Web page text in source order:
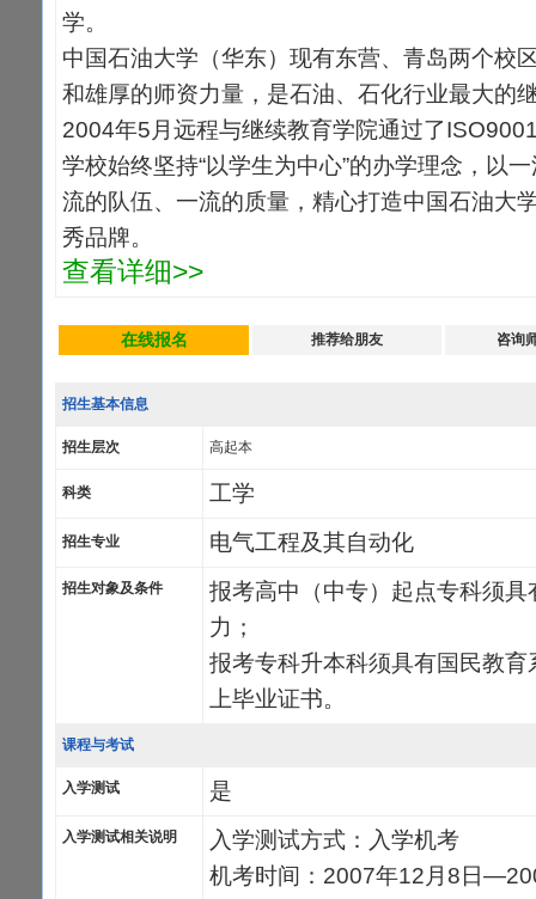
学。
中国石油大学（华东）现有东营、青岛两个校
和雄厚的师资力量，是石油、石化行业最大的
2004年5月远程与继续教育学院通过了
学校始终坚持“以学生为中心”的办学理念，以
流的队伍、一流的质量，精心打造中国石油大
秀品牌。
查看详细>>
在线报名 推荐给朋友 咨询
招生基本信息
招生层次 高起本
科类 工学
招生专业 电气工程及其自动化
招生对象及条件
报考高中（中专）起点专科须
力；
报考专科升本科须具有国民教
上毕业证书。
课程与考试
入学测试 是
入学测试相关说明
入学测试方式：入学机考
机考时间：2007年12月8日